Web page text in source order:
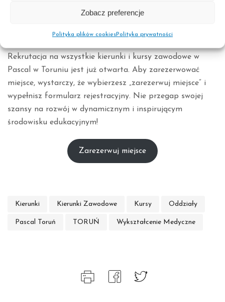
Zobacz preferencje
Polityka plików cookiesPolityka prywatności
pracy, prowadzone przez doświadczonych specjalistów.
Jak zapisać się na kierunek lub kurs?
Rekrutacja na wszystkie kierunki i kursy zawodowe w
Pascal w Toruniu jest już otwarta. Aby zarezerwować
miejsce, wystarczy, że wybierzesz „zarezerwuj miejsce” i
wypełnisz formularz rejestracyjny. Nie przegap swojej
szansy na rozwój w dynamicznym i inspirującym
środowisku edukacyjnym!
Zarezerwuj miejsce
Kierunki Kierunki Zawodowe Kursy Oddziały
Pascal Toruń TORUŃ Wykształcenie Medyczne